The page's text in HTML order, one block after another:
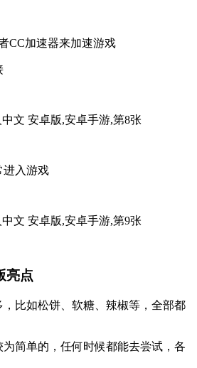
CC加速器来加速游戏
入游戏
亮点
比如松饼、软糖、辣椒等，全部都
简单的，任何时候都能去尝试，各